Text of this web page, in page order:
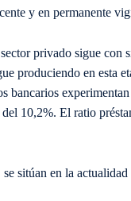
y en permanente
privado sigue
produciendo en esta
bancarios
10,2%. El ratio
sitúan en la